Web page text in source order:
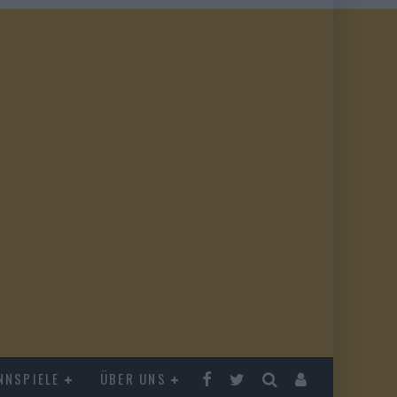
ÜBER UNS